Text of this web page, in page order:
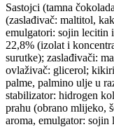
Sastojci (tamna
(zaslađivač: maltitol,
emulgatori: sojin
22,8% (izolat i
surutke); zaslađivači:
ovlaživač: glicerol;
palme, palmino ulje u
stabilizator: hidrogen
prahu (obrano mlijeko,
aroma, emulgator: